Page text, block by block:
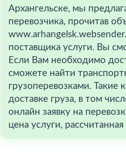
Архангельске, мы
перевозчика, прочитав
поставщика услуги. Вы
Если Вам необходимо
сможете найти
грузоперевозками. Такие
доставке груза, в том
онлайн заявку на
цена услуги,